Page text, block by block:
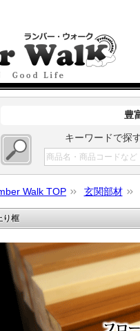
豊
キーワードで探
Walk TOP 玄関部材
り框